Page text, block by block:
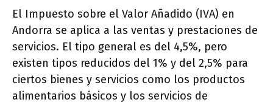
El Impuesto sobre el Valor Añadido (IVA) en
Andorra se aplica a las ventas y prestaciones de
servicios. El tipo general es del 4,5%, pero
existen tipos reducidos del 1% y del 2,5% para
ciertos bienes y servicios como los productos
alimentarios básicos y los servicios de